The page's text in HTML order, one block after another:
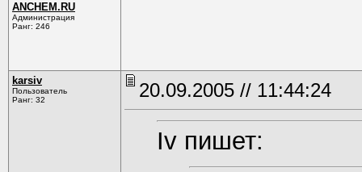
ANCHEM.RU
Администрация
Ранг: 246
karsiv
Пользователь
Ранг: 32
20.09.2005 // 11:44:24
Iv пишет: